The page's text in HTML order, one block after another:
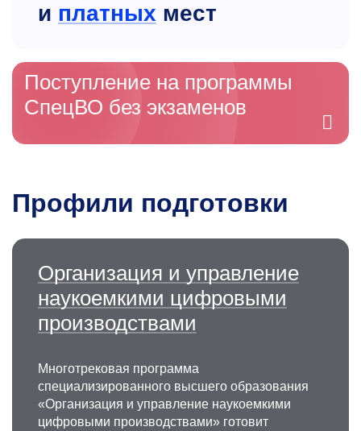
и платных мест
Поступление на программы
СпецВО без экзаменов
Профили подготовки
Организация и управление
наукоемкими цифровыми
производствами
Многотрековая программа
специализированного высшего образования
«Организация и управление наукоемкими
цифровыми производствами» готовит